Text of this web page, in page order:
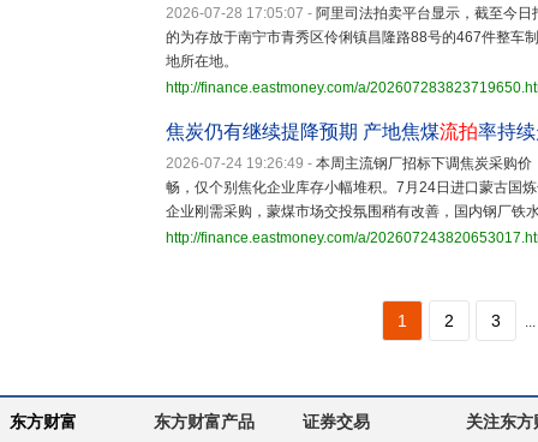
2026-07-28 17:05:07 - 阿里司法拍卖平台显示，截至今
的为存放于南宁市青秀区伶俐镇昌隆路88号的467件整车
地所在地。
http://finance.eastmoney.com/a/
焦炭仍有继续提降预期 产地焦煤流拍率持
2026-07-24 19:26:49 - 本周主流钢厂招标下调焦炭采购
畅，仅个别焦化企业库存小幅堆积。7月24日进口蒙古国
企业刚需采购，蒙煤市场交投氛围稍有改善，国内钢厂铁
http://finance.eastmoney.com/a/
1 2 3 ...
东方财富 东方财富产品 证券交易 关注东方